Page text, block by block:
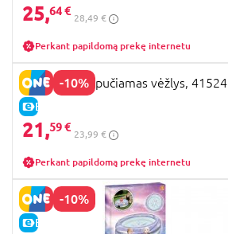
25,64 €
28,49 €
Perkant papildomą prekę internetu
-10%
E-KAINA
BESTWAY pripučiamas vėžlys, 41524
21,59 €
23,99 €
Perkant papildomą prekę internetu
-10%
E-KAINA